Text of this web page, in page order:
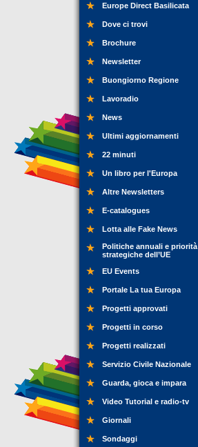
Europe Direct Basilicata
Dove ci trovi
Brochure
Newsletter
Buongiorno Regione
Lavoradio
News
Ultimi aggiornamenti
22 minuti
Un libro per l'Europa
Altre Newsletters
E-catalogues
Lotta alle Fake News
Politiche annuali e priorità
strategiche dell’UE
EU Events
Portale La tua Europa
Progetti approvati
Progetti in corso
Progetti realizzati
Servizio Civile Nazionale
Guarda, gioca e impara
Video Tutorial e radio-tv
Giornali
Sondaggi